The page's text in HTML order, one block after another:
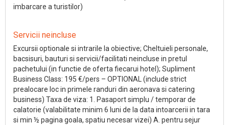
imbarcare a turistilor)
Servicii neincluse
Excursii optionale si intrarile la obiective; Cheltuieli personale,
bacsisuri, bauturi si servicii/facilitati neincluse in pretul
pachetului (in functie de oferta fiecarui hotel); Supliment
Business Class: 195 €/pers – OPTIONAL (include strict
prealocare loc in primele randuri din aeronava si catering
business) Taxa de viza: 1. Pasaport simplu / temporar de
calatorie (valabilitate minim 6 luni de la data intoarcerii in tara
si min ½ pagina goala, spatiu necesar vizei) A. pentru sejur